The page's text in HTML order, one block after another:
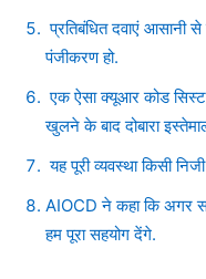
प्रतिबंधित दवाएं आसानी
पंजीकरण हो.
एक ऐसा क्यूआर कोड
खुलने के बाद दोबारा
यह पूरी व्यवस्था किसी
AIOCD ने कहा कि अगर
हम पूरा सहयोग देंगे.